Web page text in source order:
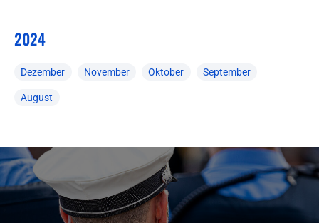
2024
Dezember November Oktober September
August